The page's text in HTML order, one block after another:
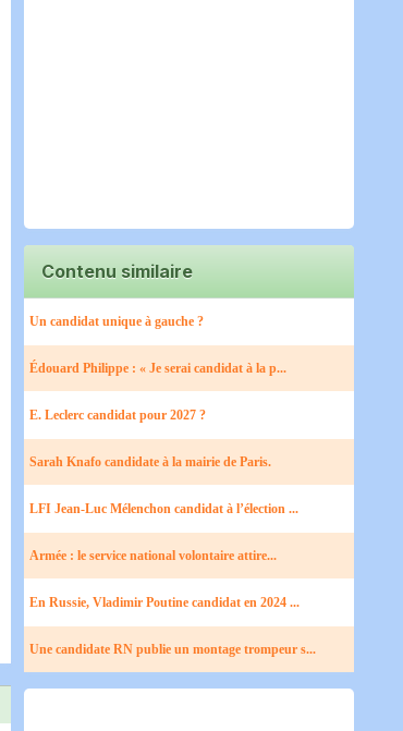
Contenu similaire
Un candidat unique à gauche ?
Édouard Philippe : « Je serai candidat à la p...
E. Leclerc candidat pour 2027 ?
Sarah Knafo candidate à la mairie de Paris.
LFI Jean-Luc Mélenchon candidat à l’élection ...
Armée : le service national volontaire attire...
En Russie, Vladimir Poutine candidat en 2024 ...
Une candidate RN publie un montage trompeur s...